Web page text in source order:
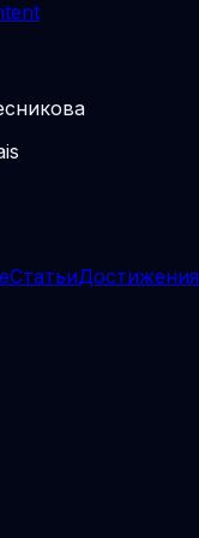
СтатьиДостижения